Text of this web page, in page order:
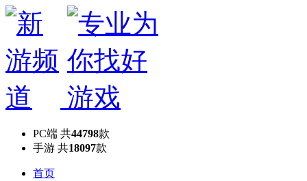
PC端 共44798款
手游 共18097款
首页